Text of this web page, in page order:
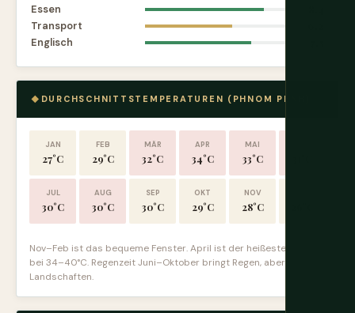
Essen
Transport
Englisch
DURCHSCHNITTSTEMPERATUREN (PHNOM PENH)
JAN
27°C
FEB
29°C
MÄR
32°C
APR
34°C
MAI
33°C
JUL
30°C
AUG
30°C
SEP
30°C
OKT
29°C
NOV
28°C
Nov–Feb ist das bequeme Fenster. April ist der heißeste Monat
bei 34–40°C. Regenzeit Juni–Oktober bringt Regen, aber üppige
Landschaften.